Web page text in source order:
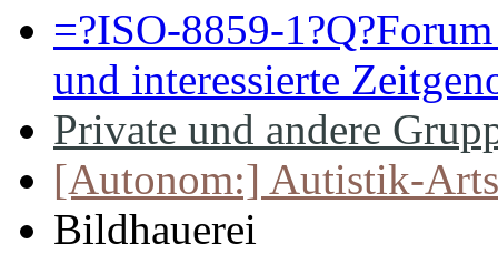
=?ISO-8859-
und interessierte
Private und andere
[Autonom:] Autistik-
Bildhauerei